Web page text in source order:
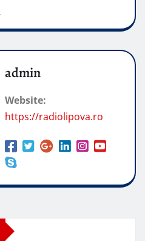
admin
Website:
https://radiolipova.ro